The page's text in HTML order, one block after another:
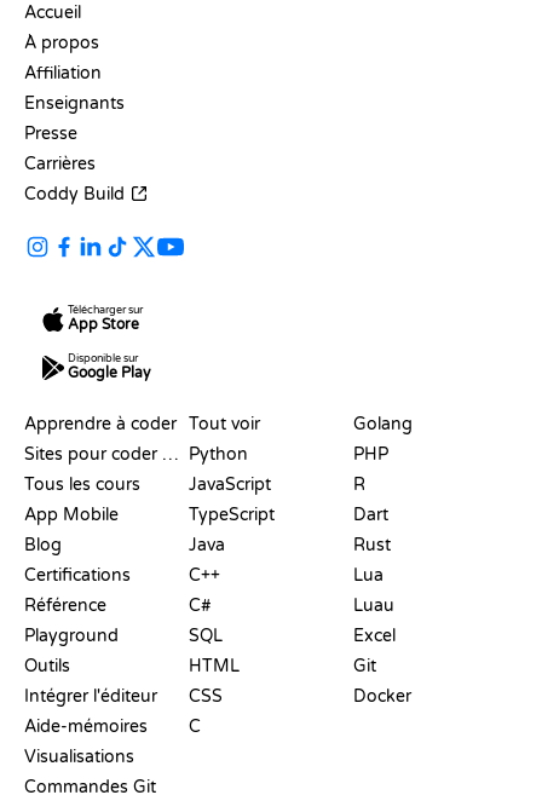
Accueil
À propos
Affiliation
Enseignants
Presse
Carrières
Coddy Build
Télécharger sur
App Store
Disponible sur
Google Play
Apprendre à coder
Sites pour coder gratuitement
Tous les cours
App Mobile
Blog
Certifications
Référence
Playground
Outils
Intégrer l'éditeur
Aide-mémoires
Visualisations
Commandes Git
Tout voir
Python
JavaScript
TypeScript
Java
C++
C#
SQL
HTML
CSS
C
Golang
PHP
R
Dart
Rust
Lua
Luau
Excel
Git
Docker